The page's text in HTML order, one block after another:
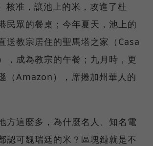
核准，讓池上的米，攻進了杜
民眾的餐桌；今年夏天，池上的
送教宗居住的聖馬塔之家（Casa
成為教宗的午餐；九月時，更
（Amazon），席捲加州華人的
方這麼多，為什麼名人、知名電
認可魏瑞廷的米？區塊鏈就是不